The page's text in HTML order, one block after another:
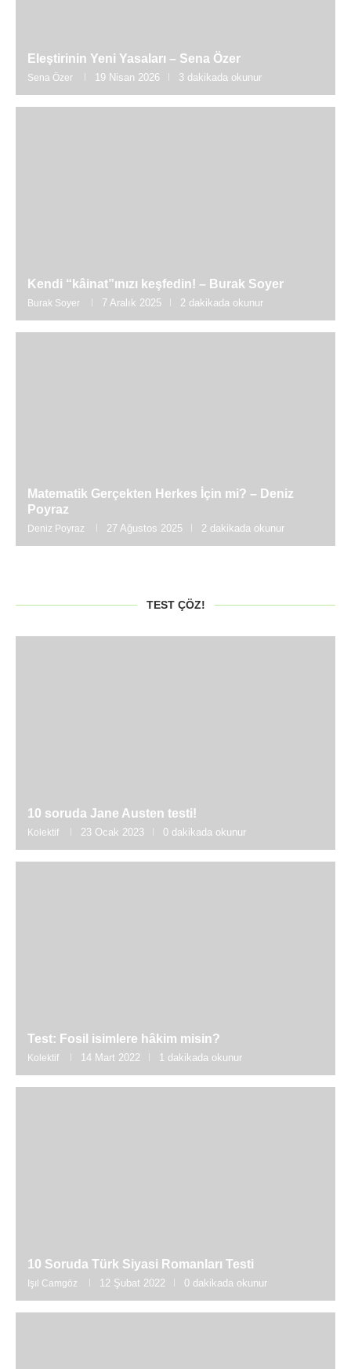
Eleştirinin Yeni Yasaları – Sena Özer
Sena Özer 19 Nisan 2026 3 dakikada okunur
Kendi “kâinat”ınızı keşfedin! – Burak Soyer
Burak Soyer 7 Aralık 2025 2 dakikada okunur
Matematik Gerçekten Herkes İçin mi? – Deniz
Poyraz
Deniz Poyraz 27 Ağustos 2025 2 dakikada okunur
TEST ÇÖZ!
10 soruda Jane Austen testi!
Kolektif 23 Ocak 2023 0 dakikada okunur
Test: Fosil isimlere hâkim misin?
Kolektif 14 Mart 2022 1 dakikada okunur
10 Soruda Türk Siyasi Romanları Testi
Işıl Camgöz 12 Şubat 2022 0 dakikada okunur